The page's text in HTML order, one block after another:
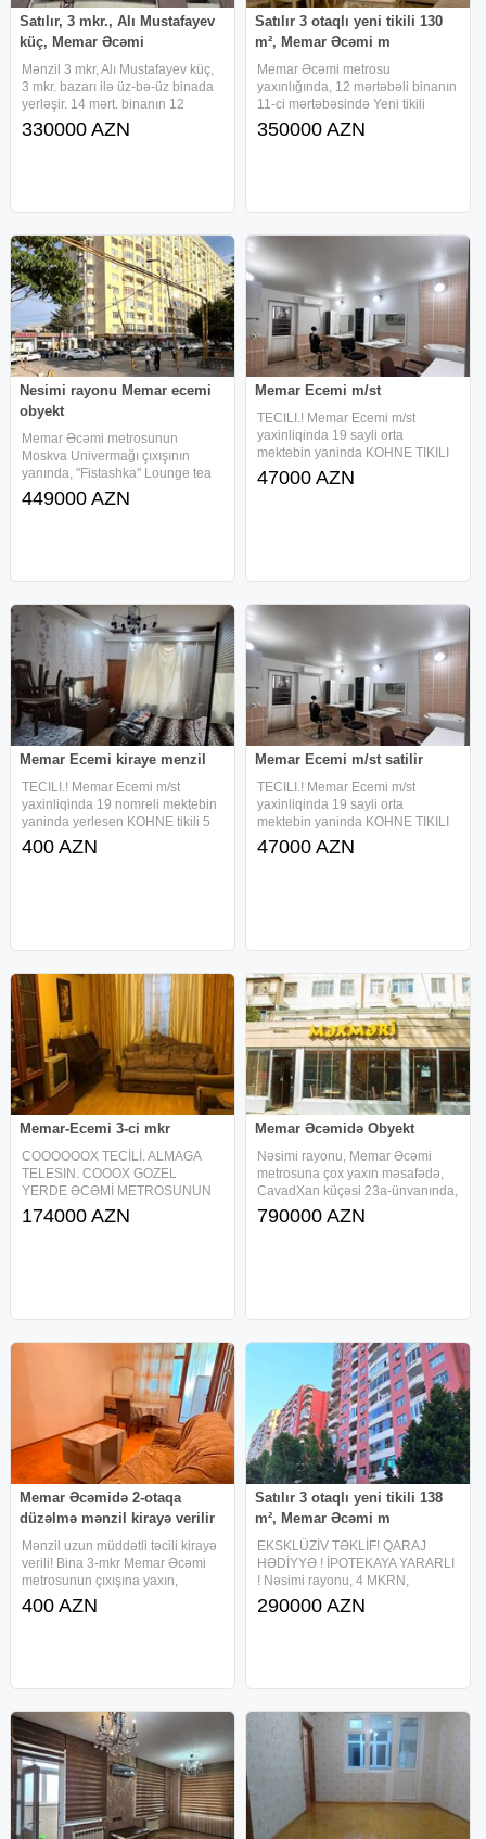
Satılır, 3 mkr., Alı Mustafayev
küç, Memar Əcəmi
Mənzil 3 mkr, Alı Mustafayev küç,
3 mkr. bazarı ilə üz-bə-üz binada
yerləşir. 14 mərt. binanın 12
mərtəbəsində, qanuni 3 otaq.
Rahatlıqla 1-ci işıqla 4 otaqa
330000 AZN
Satılır 3 otaqlı yeni tikili 130
m², Memar Əcəmi m
Memar Əcəmi metrosu
yaxınlığında, 12 mərtəbəli binanın
11-ci mərtəbəsində Yeni tikili
binada ümumi sahəsi 130 kv.m
olan 3 otaqlı geniş və işıqlı mənzil
350000 AZN
Nesimi rayonu Memar ecemi
obyekt
Memar Əcəmi metrosunun
Moskva Univermağı çıxışının
yanında, "Fistashka" Lounge tea
house kimi tanınan hazır icarədə
obyekt - fotolarda görsənən
449000 AZN
Memar Ecemi m/st
TECILI.! Memar Ecemi m/st
yaxinliqinda 19 sayli orta
mektebin yaninda KOHNE TIKILI
5 mertebeli binanin 1-ci
mertebesinde 2 otaqli
47000 AZN
Memar Ecemi kiraye menzil
TECILI.! Memar Ecemi m/st
yaxinliqinda 19 nomreli mektebin
yaninda yerlesen KOHNE tikili 5
mertebeli binanin 1-ci
mertebesinde TEMIRLI ve tam
400 AZN
Memar Ecemi m/st satilir
TECILI.! Memar Ecemi m/st
yaxinliqinda 19 sayli orta
mektebin yaninda KOHNE TIKILI
5 mertebeli binanin 1-ci
mertebesinde 2 otaqli
47000 AZN
Memar-Ecemi 3-ci mkr
COOOOOOX TECİLİ. ALMAGA
TELESIN. COOOX GOZEL
YERDE ƏCƏMİ METROSUNUN
YANINDA QANUNI 3 OTAQLI
MƏNZİL TECILI OLARAQ
174000 AZN
Memar Əcəmidə Obyekt
Nəsimi rayonu, Memar Əcəmi
metrosuna çox yaxın məsafədə,
CavadXan küçəsi 23a-ünvanında,
400kv obyekt satılır. 5-mərtəbəli
binanın 1 və 2 ci mərtəbəsi +
790000 AZN
Memar Əcəmidə 2-otaqa
düzəlmə mənzil kirayə verilir
Mənzil uzun müddətli təcili kirayə
verili! Bina 3-mkr Memar Əcəmi
metrosunun çıxışına yaxın,
tarquvu küçədəki "Nənənin-
Tənidiri"- ilə üzbə-üz yerləşir. 1-
400 AZN
Satılır 3 otaqlı yeni tikili 138
m², Memar Əcəmi m
EKSKLÜZİV TƏKLİF! QARAJ
HƏDİYYƏ ! İPOTEKAYA YARARLI
! Nəsimi rayonu, 4 MKRN,
Mirmahmud Kazımovski küçəsi
Zərifə Əliyeva Klinikası və
290000 AZN